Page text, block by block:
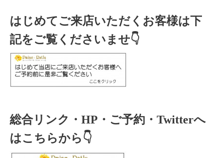
はじめてご来店いただくお客様は下
記をご覧くださいませ👇
総合リンク・HP・ご予約・Twitterへ
はこちらから👇